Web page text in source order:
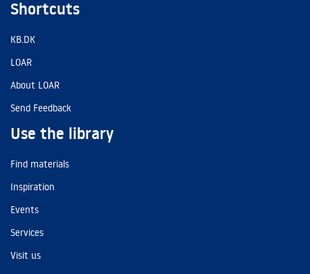
Shortcuts
KB.DK
LOAR
About LOAR
Send Feedback
Use the library
Find materials
Inspiration
Events
Services
Visit us